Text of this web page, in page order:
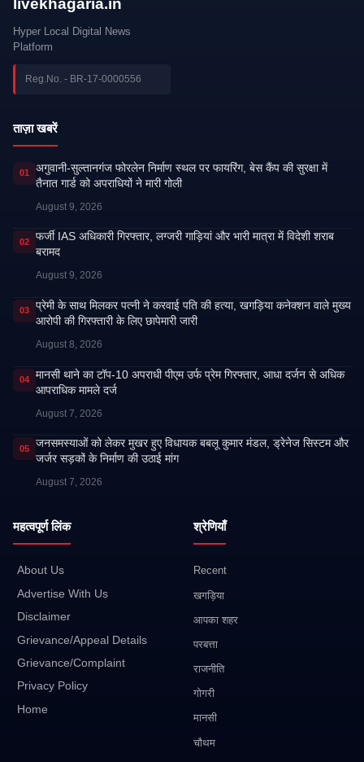
Hyper Local Digital News
Platform
Reg.No. - BR-17-0000556
ताज़ा खबरें
01
अगुवानी-सुल्तानगंज फोरलेन निर्माण स्थल पर फायरिंग, बेस कैंप की सुरक्षा में
तैनात गार्ड को अपराधियों ने मारी गोली
August 9, 2026
02
फर्जी IAS अधिकारी गिरफ्तार, लग्जरी गाड़ियां और भारी मात्रा में विदेशी शराब
बरामद
August 9, 2026
03
प्रेमी के साथ मिलकर पत्नी ने करवाई पति की हत्या, खगड़िया कनेक्शन वाले मुख्य
आरोपी की गिरफ्तारी के लिए छापेमारी जारी
August 8, 2026
04
मानसी थाने का टॉप-10 अपराधी पीएम उर्फ प्रेम गिरफ्तार, आधा दर्जन से अधिक
आपराधिक मामले दर्ज
August 7, 2026
05
जनसमस्याओं को लेकर मुखर हुए विधायक बबलू कुमार मंडल, ड्रेनेज सिस्टम और
जर्जर सड़कों के निर्माण की उठाई मांग
August 7, 2026
महत्वपूर्ण लिंक
About Us
Advertise With Us
Disclaimer
Grievance/Appeal Details
Grievance/Complaint
Privacy Policy
Home
श्रेणियाँ
Recent
खगड़िया
आपका शहर
परबत्ता
राजनीति
गोगरी
मानसी
चौथम